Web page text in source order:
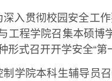
深入贯彻校园安全工
工程学院召集本硕博
形式召开开学安全“第
制学院本科生辅导员